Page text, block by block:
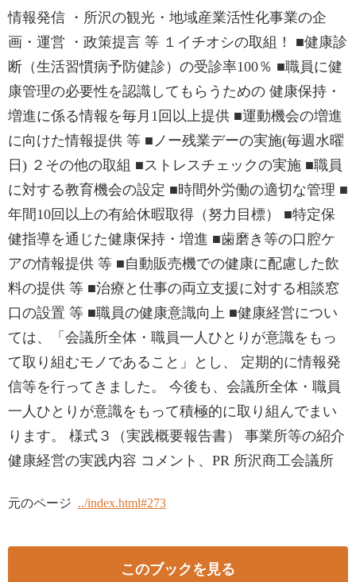
情報発信 ・所沢の観光・地域産業活性化事業の企
画・運営 ・政策提言 等 １イチオシの取組！ ■健康診
断（生活習慣病予防健診）の受診率100％ ■職員に健
康管理の必要性を認識してもらうための 健康保持・
増進に係る情報を毎月1回以上提供 ■運動機会の増進
に向けた情報提供 等 ■ノー残業デーの実施(毎週水曜
日) ２その他の取組 ■ストレスチェックの実施 ■職員
に対する教育機会の設定 ■時間外労働の適切な管理 ■
年間10回以上の有給休暇取得（努力目標） ■特定保
健指導を通じた健康保持・増進 ■歯磨き等の口腔ケ
アの情報提供 等 ■自動販売機での健康に配慮した飲
料の提供 等 ■治療と仕事の両立支援に対する相談窓
口の設置 等 ■職員の健康意識向上 ■健康経営につい
ては、「会議所全体・職員一人ひとりが意識をもっ
て取り組むモノであること」とし、 定期的に情報発
信等を行ってきました。 今後も、会議所全体・職員
一人ひとりが意識をもって積極的に取り組んでまい
ります。 様式３（実践概要報告書） 事業所等の紹介
健康経営の実践内容 コメント、PR 所沢商工会議所
元のページ ../index.html#273
このブックを見る